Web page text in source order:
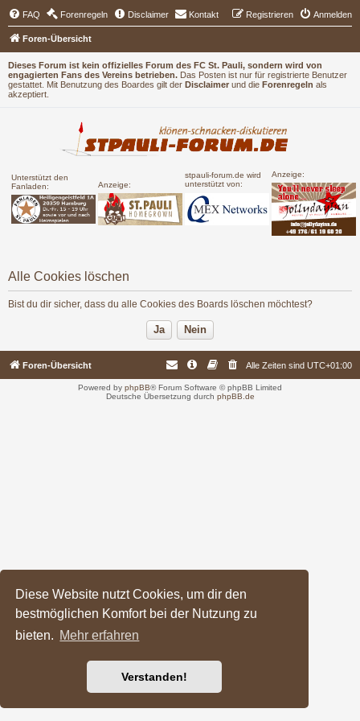
Diese Website nutzt Cookies, um dir den
bestmöglichen Komfort bei der Nutzung zu
bieten. Mehr erfahren
Verstanden!
Dieses Forum ist kein offizielles Forum des FC St. Pauli, sondern wird von
engagierten Fans des Vereins betrieben. Das Posten ist nur für registrierte Benutzer
gestattet. Mit Benutzung des Boardes gilt der Disclaimer und die Forenregeln als
akzeptiert.
Unterstützt den
Fanladen:
Anzeige:
stpauli-forum.de wird
unterstützt von:
Anzeige:
FAQ Forenregeln Disclaimer Kontakt Anmelden
Registrieren
Foren-Übersicht
Alle Cookies löschen
Bist du dir sicher, dass du alle Cookies des Boards löschen möchtest?
Foren-Übersicht Alle Zeiten sind UTC+01:00
Powered by phpBB® Forum Software © phpBB Limited
Deutsche Übersetzung durch phpBB.de